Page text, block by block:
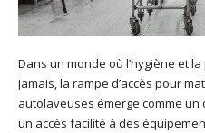
Dans un monde où l’hygiène et
jamais, la rampe d’accès pour
autolaveuses émerge comme
un accès facilité à des